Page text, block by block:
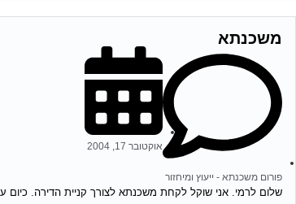
משכנתא
פורום משכנתא - ייעוץ ומיחזור
אוקטובר 17, 2004
שלום לרמי. אני שוקל לקחת משכנתא לצורך קניית הדירה. כיום